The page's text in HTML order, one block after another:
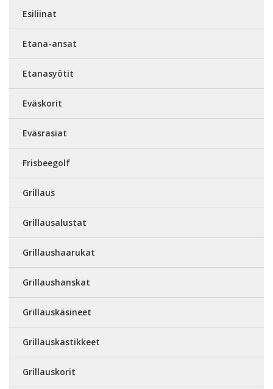
Esiliinat
Etana-ansat
Etanasyötit
Eväskorit
Eväsrasiat
Frisbeegolf
Grillaus
Grillausalustat
Grillaushaarukat
Grillaushanskat
Grillauskäsineet
Grillauskastikkeet
Grillauskorit